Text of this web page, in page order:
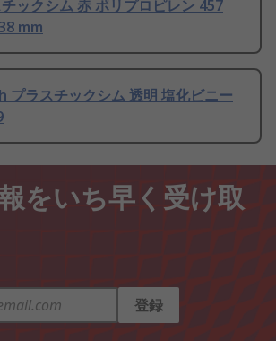
チックシム 赤 ポリプロピレン 457
mm
ラスチックシム 透明 塩化ビニー
をいち早く受け取
登録